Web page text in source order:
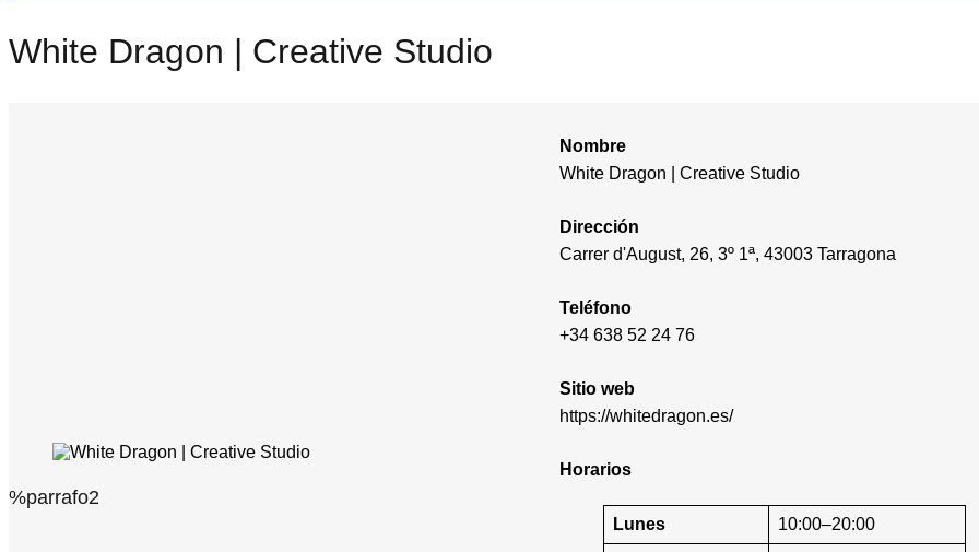
White Dragon | Creative Studio
%parrafo2
Nombre
White Dragon | Creative Studio
Dirección
Carrer d'August, 26, 3º 1ª, 43003 Tarragona
Teléfono
+34 638 52 24 76
Sitio web
https://whitedragon.es/
Horarios
Lunes 10:00–20:00